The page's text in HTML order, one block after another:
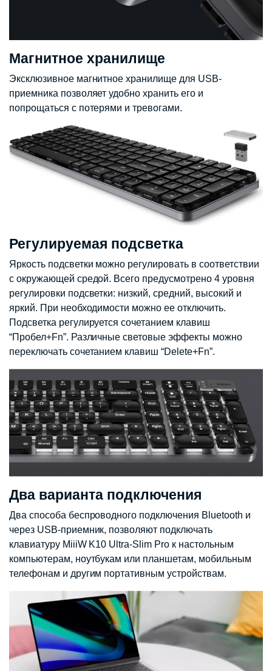
Магнитное хранилище
Эксклюзивное магнитное хранилище для USB-
приемника позволяет удобно хранить его и
попрощаться с потерями и тревогами.
Регулируемая подсветка
Яркость подсветки можно регулировать в соответствии
с окружающей средой. Всего предусмотрено 4 уровня
регулировки подсветки: низкий, средний, высокий и
яркий. При необходимости можно ее отключить.
Подсветка регулируется сочетанием клавиш
“Пробел+Fn”. Различные световые эффекты можно
переключать сочетанием клавиш “Delete+Fn”.
Два варианта подключения
Два способа беспроводного подключения Bluetooth и
через USB-приемник, позволяют подключать
клавиатуру MiiiW K10 Ultra-Slim Pro к настольным
компьютерам, ноутбукам или планшетам, мобильным
телефонам и другим портативным устройствам.